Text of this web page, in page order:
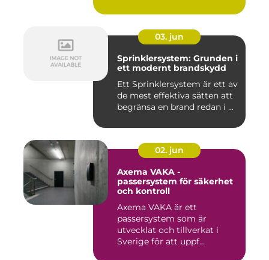
03. jun
Sprinklersystem: Grunden i
ett modernt brandskydd
Ett Sprinklersystem är ett av
de mest effektiva sätten att
begränsa en brand redan i ...
02. jun
Axema VAKA -
passersystem för säkerhet
och kontroll
Axema VAKA är ett
passersystem som är
utvecklat och tillverkat i
Sverige för att uppf...